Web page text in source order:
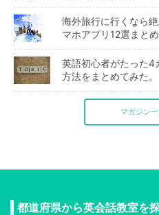
海外旅行に行くなら
マホアプリ12選まとめ
英語初心者がたった4
方法をまとめてみた。
マガジン
都道府県から英会話教室を